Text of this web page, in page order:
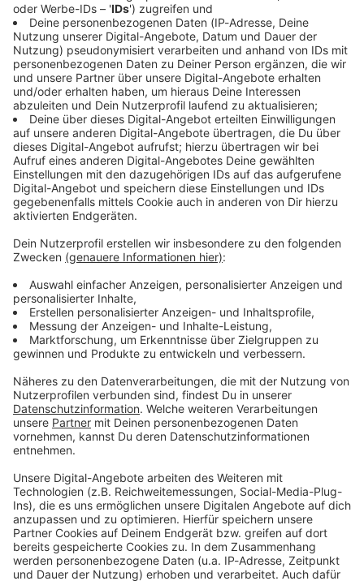
Immer auf dem Laufenden
bleiben!
Verpass' nichts mehr - mit unserem kostenlosen
ANTENNE BAYERN Newsletter. Ob Nachrichten,
Lifestyle oder unsere neuesten Aktionen - wir
informieren dich.
Zum Newsletter anmelden
Du möchtest uns etwas sagen?
Studio Hotline
Kontaktformular
Sprachnachricht